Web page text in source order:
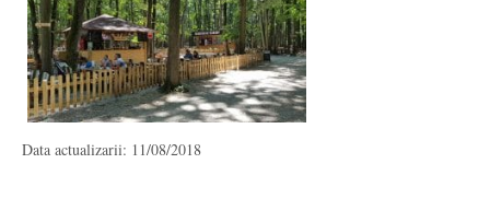
Data actualizarii: 11/08/2018